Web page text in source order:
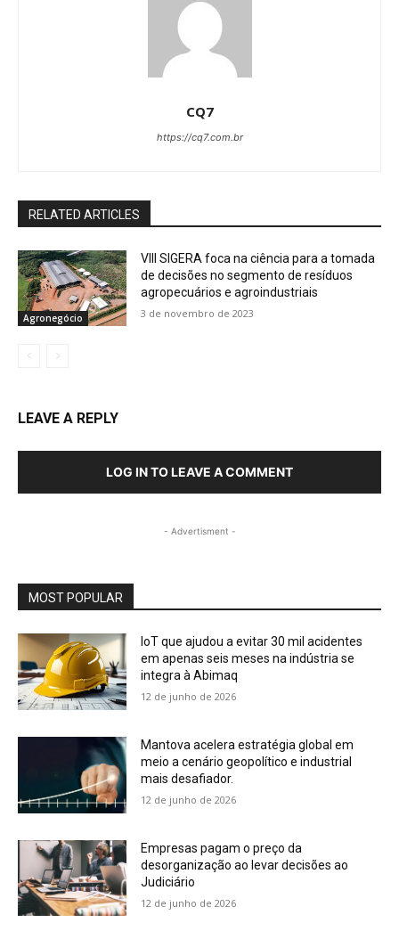
CQ7
https://cq7.com.br
RELATED ARTICLES
Agronegócio
VIII SIGERA foca na ciência para a tomada
de decisões no segmento de resíduos
agropecuários e agroindustriais
3 de novembro de 2023
LEAVE A REPLY
LOG IN TO LEAVE A COMMENT
- Advertisment -
MOST POPULAR
IoT que ajudou a evitar 30 mil acidentes
em apenas seis meses na indústria se
integra à Abimaq
12 de junho de 2026
Mantova acelera estratégia global em
meio a cenário geopolítico e industrial
mais desafiador.
12 de junho de 2026
Empresas pagam o preço da
desorganização ao levar decisões ao
Judiciário
12 de junho de 2026